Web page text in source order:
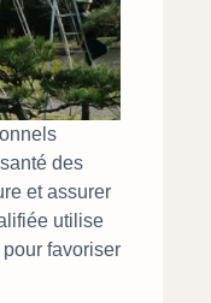
des
et assurer
utilise
favoriser